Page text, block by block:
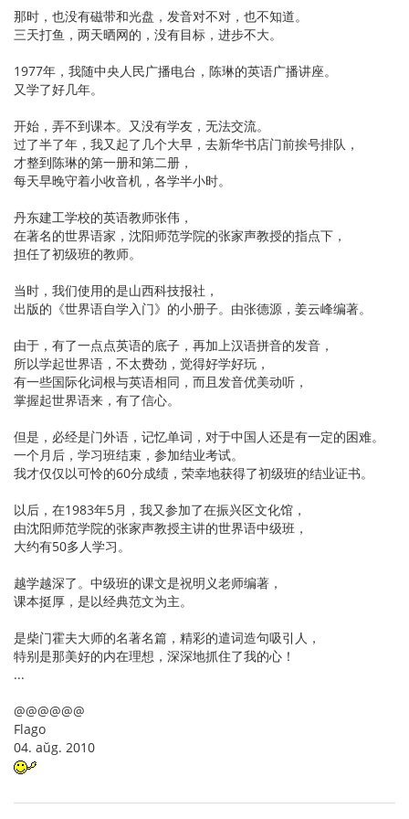
那时，也没有磁带和光盘，发音对不对，也不知道。
三天打鱼，两天晒网的，没有目标，进步不大。
1977年，我随中央人民广播电台，陈琳的英语广播讲座。
又学了好几年。
开始，弄不到课本。又没有学友，无法交流。
过了半了年，我又起了几个大早，去新华书店门前挨号排队，
才整到陈琳的第一册和第二册，
每天早晚守着小收音机，各学半小时。
丹东建工学校的英语教师张伟，
在著名的世界语家，沈阳师范学院的张家声教授的指点下，
担任了初级班的教师。
当时，我们使用的是山西科技报社，
出版的《世界语自学入门》的小册子。由张德源，姜云峰编著。
由于，有了一点点英语的底子，再加上汉语拼音的发音，
所以学起世界语，不太费劲，觉得好学好玩，
有一些国际化词根与英语相同，而且发音优美动听，
掌握起世界语来，有了信心。
但是，必经是门外语，记忆单词，对于中国人还是有一定的困难。
一个月后，学习班结束，参加结业考试。
我才仅仅以可怜的60分成绩，荣幸地获得了初级班的结业证书。
以后，在1983年5月，我又参加了在振兴区文化馆，
由沈阳师范学院的张家声教授主讲的世界语中级班，
大约有50多人学习。
越学越深了。中级班的课文是祝明义老师编著，
课本挺厚，是以经典范文为主。
是柴门霍夫大师的名著名篇，精彩的遣词造句吸引人，
特别是那美好的内在理想，深深地抓住了我的心！
...
@@@@@@
Flago
04. aŭg. 2010